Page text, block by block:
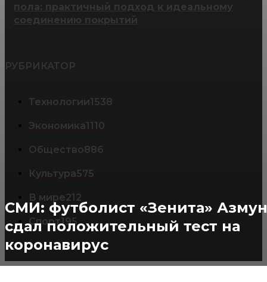
СМИ: футболист «Зенита» Азмун
сдал положительный тест на
коронавирус
пола: практичный подход к идеальному
соединению покрытий
РУБРИКАТОР
Технологии1538
Экономика1110
Общество886
Культура575
В мире212
Спорт195